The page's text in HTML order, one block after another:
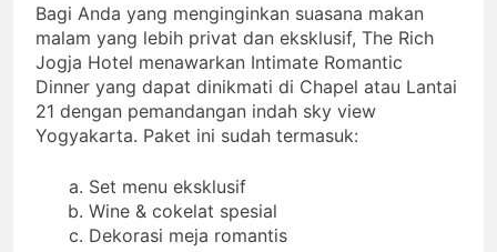
Bagi Anda yang menginginkan suasana makan
malam yang lebih privat dan eksklusif, The Rich
Jogja Hotel menawarkan Intimate Romantic
Dinner yang dapat dinikmati di Chapel atau Lantai
21 dengan pemandangan indah sky view
Yogyakarta. Paket ini sudah termasuk:
Set menu eksklusif
Wine & cokelat spesial
Dekorasi meja romantis